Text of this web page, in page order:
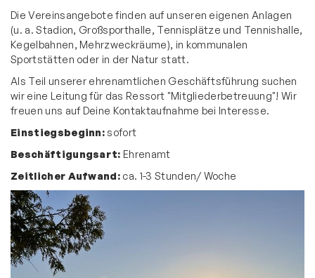
Die Vereinsangebote finden auf unseren eigenen Anlagen
(u. a. Stadion, Großsporthalle, Tennisplätze und Tennishalle,
Kegelbahnen, Mehrzweckräume), in kommunalen
Sportstätten oder in der Natur statt.
Als Teil unserer ehrenamtlichen Geschäftsführung suchen
wir eine Leitung für das Ressort "Mitgliederbetreuung"! Wir
freuen uns auf Deine Kontaktaufnahme bei Interesse.
Einstiegsbeginn:sofort
Beschäftigungsart: Ehrenamt
Zeitlicher Aufwand: ca. 1-3 Stunden/ Woche
Freiwilliges Soziales Jahr
Kooperation
Spenden
TuS Restaurant
Sportstätten
Vereinshistorie
Partner und Sponsoren
Aktuelles
Vereinssport
Mitglieder-Service